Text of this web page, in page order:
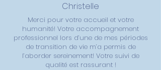
Christelle
Merci pour votre accueil et votre
humanité! Votre accompagnement
professionnel lors d’une de mes périodes
de transition de vie m’a permis de
l’aborder sereinement! Votre suivi de
qualité est rassurant !